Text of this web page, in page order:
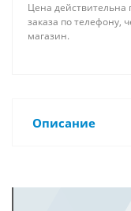
Цена действительна
заказа по телефону,
магазин.
Описание